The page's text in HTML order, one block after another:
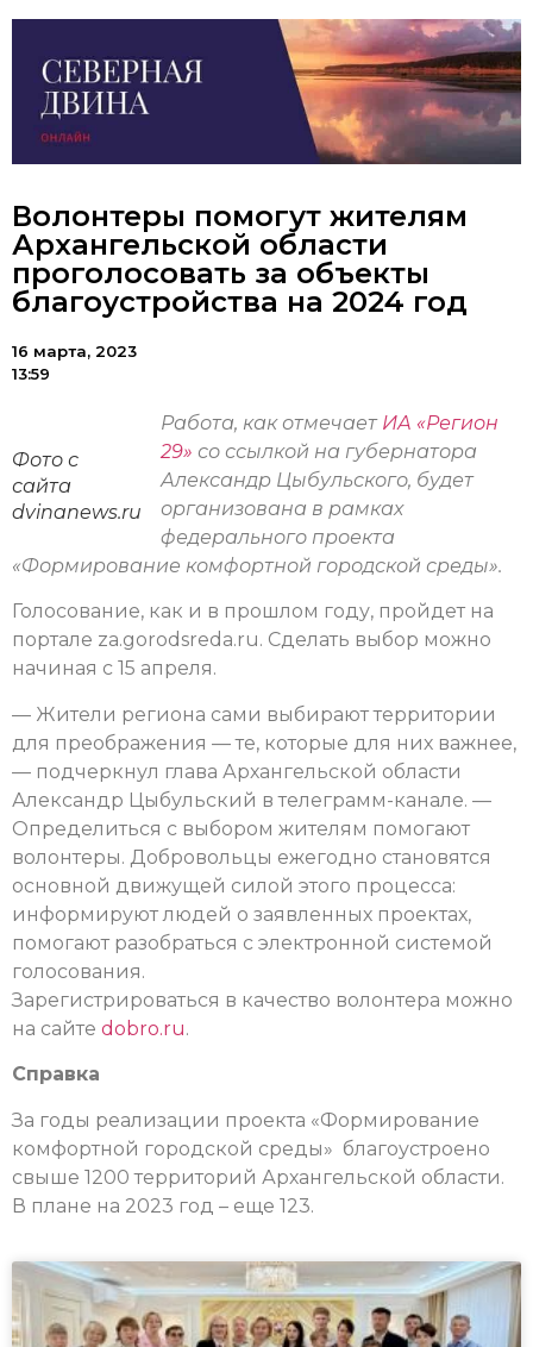
Волонтеры помогут жителям
Архангельской области
проголосовать за объекты
благоустройства на 2024 год
16 марта, 2023
13:59
Фото с
сайта
dvinanews.ru
Работа, как отмечает ИА «Регион
29» со ссылкой на губернатора
Александр Цыбульского, будет
организована в рамках
федерального проекта
«Формирование комфортной городской среды».
Голосование, как и в прошлом году, пройдет на
портале za.gorodsreda.ru. Сделать выбор можно
начиная с 15 апреля.
— Жители региона сами выбирают территории
для преображения — те, которые для них важнее,
— подчеркнул глава Архангельской области
Александр Цыбульский в телеграмм-канале. —
Определиться с выбором жителям помогают
волонтеры. Добровольцы ежегодно становятся
основной движущей силой этого процесса:
информируют людей о заявленных проектах,
помогают разобраться с электронной системой
голосования.
Зарегистрироваться в качество волонтера можно
на сайте dobro.ru.
Справка
За годы реализации проекта «Формирование
комфортной городской среды» благоустроено
свыше 1200 территорий Архангельской области.
В плане на 2023 год – еще 123.